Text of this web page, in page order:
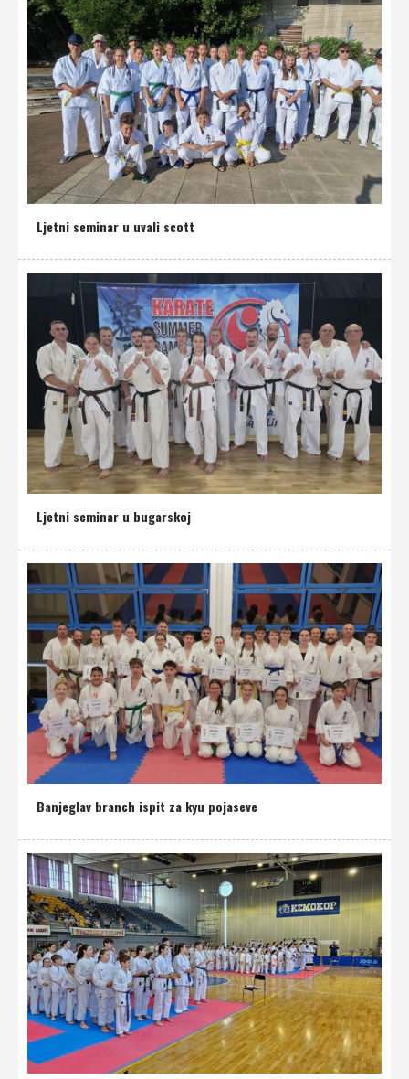
Ljetni seminar u uvali scott
Ljetni seminar u bugarskoj
Banjeglav branch ispit za kyu pojaseve